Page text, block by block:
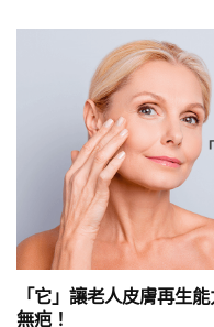
「它」讓老人皮膚再生
無疤！